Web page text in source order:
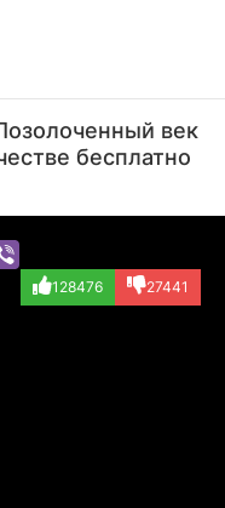
(Dr. Logan)
век
бесплатно
128476 27441